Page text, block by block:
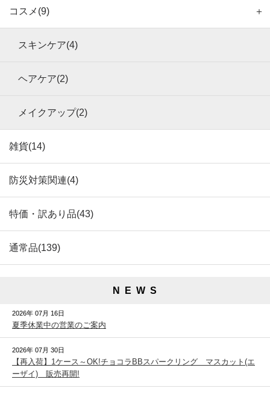
コスメ(9) ＋
スキンケア(4)
ヘアケア(2)
メイクアップ(2)
雑貨(14)
防災対策関連(4)
特価・訳あり品(43)
通常品(139)
N E W S
2026年 07月 16日
夏季休業中の営業のご案内
2026年 07月 30日
【再入荷】1ケース～OK!チョコラBBスパークリング マスカット(エ
ーザイ) 販売再開!